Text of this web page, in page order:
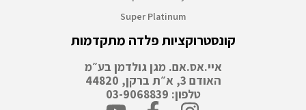
Super Platinum
קונסטרוקציות פלדה מתקדמות
איי.אס.אם. מגן גולדמן בע״מ
האודם 3, א״ת ברקן, 44820
טלפון: 03-9068839